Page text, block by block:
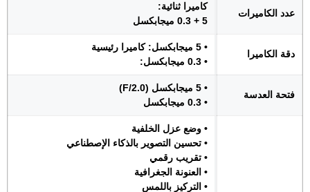
عدد الكاميرات
كاميرا ثنائية:
5 + 0.3 ميجابكسل
دقة الكاميرا
• 5 ميجابكسل: كاميرا رئيسية
• 0.3 ميجابكسل:
فتحة العدسة
• 5 ميجابكسل (F/2.0)
• 0.3 ميجابكسل
• وضع عزل الخلفية
• تحسين التصوير بالذكاء الإصطناعي
• تقريب رقمي
• العنونة الجغرافية
• التركيز باللمس